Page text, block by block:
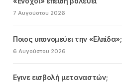
7 Αυγούστου 2026
Ποιος υπονομεύει την «Ελπίδα»;
6 Αυγούστου 2026
Εγινε εισβολή μεταναστών;